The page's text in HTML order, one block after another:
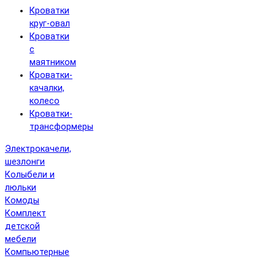
Кроватки
круг-овал
Кроватки
с
маятником
Кроватки-
качалки,
колесо
Кроватки-
трансформеры
Электрокачели,
шезлонги
Колыбели и
люльки
Комоды
Комплект
детской
мебели
Компьютерные